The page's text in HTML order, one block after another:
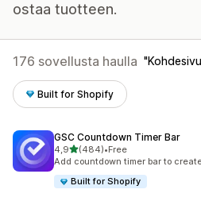
ostaa tuotteen.
176 sovellusta haulla
Built for Shopify
GSC Countdown Timer Bar
4,9/ 5 tähteä
(484)
484 arvostelua yhteensä
•Free
Add countdown timer bar to
Built for Shopify